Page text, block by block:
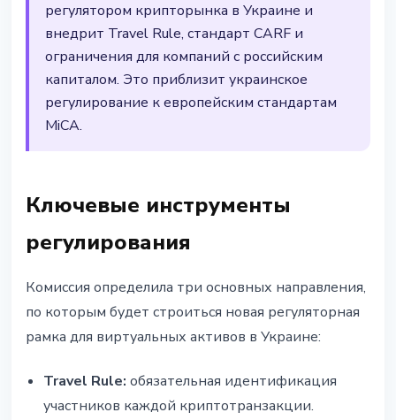
регулятором крипторынка в Украине и
внедрит Travel Rule, стандарт CARF и
ограничения для компаний с российским
капиталом. Это приблизит украинское
регулирование к европейским стандартам
MiCA.
Ключевые инструменты
регулирования
Комиссия определила три основных направления,
по которым будет строиться новая регуляторная
рамка для виртуальных активов в Украине:
Travel Rule: обязательная идентификация
участников каждой криптотранзакции.